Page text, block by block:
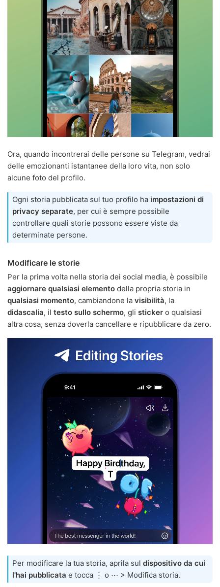
Ora, quando incontrerai delle persone su Telegram, vedrai
delle emozionanti istantanee della loro vita, non solo
alcune foto del profilo.
Ogni storia pubblicata sul tuo profilo ha impostazioni di
privacy separate, per cui è sempre possibile
controllare quali storie possono essere viste da
determinate persone.
Modificare le storie
Per la prima volta nella storia dei social media, è possibile
aggiornare qualsiasi elemento della propria storia in
qualsiasi momento, cambiandone la visibilità, la
didascalia, il testo sullo schermo, gli sticker o qualsiasi
altra cosa, senza doverla cancellare e ripubblicare da zero.
Per modificare la tua storia, aprila sul dispositivo da cui
l'hai pubblicata e tocca ⋮ o ⋯ > Modifica storia.